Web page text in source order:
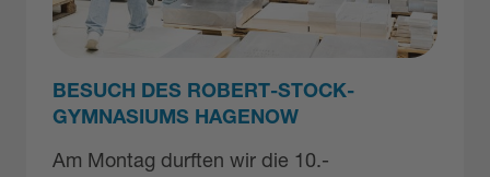
BESUCH DES ROBERT-STOCK-
GYMNASIUMS HAGENOW
Am Montag durften wir die 10.-